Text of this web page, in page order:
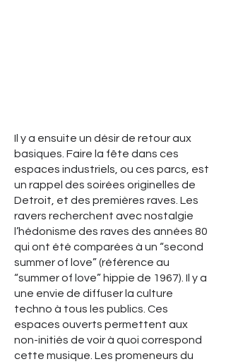
Il y a ensuite un désir de retour aux
basiques. Faire la fête dans ces
espaces industriels, ou ces parcs, est
un rappel des soirées originelles de
Detroit, et des premières raves. Les
ravers recherchent avec nostalgie
l’hédonisme des raves des années 80
qui ont été comparées à un “second
summer of love” (référence au
“summer of love” hippie de 1967). Il y a
une envie de diffuser la culture
techno à tous les publics. Ces
espaces ouverts permettent aux
non-initiés de voir à quoi correspond
cette musique. Les promeneurs du